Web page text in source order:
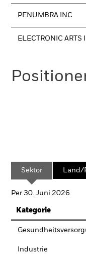
PENUMBRA INC
ELECTRONIC ARTS
Sektor Land/
Per 30. Juni 2026
Kategorie
Industrie